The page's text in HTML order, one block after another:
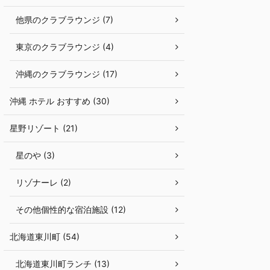
他県のクラブラウンジ (7)
東京のクラブラウンジ (4)
沖縄のクラブラウンジ (17)
沖縄 ホテル おすすめ (30)
星野リゾート (21)
星のや (3)
リゾナーレ (2)
その他個性的な宿泊施設 (12)
北海道東川町 (54)
北海道東川町ランチ (13)